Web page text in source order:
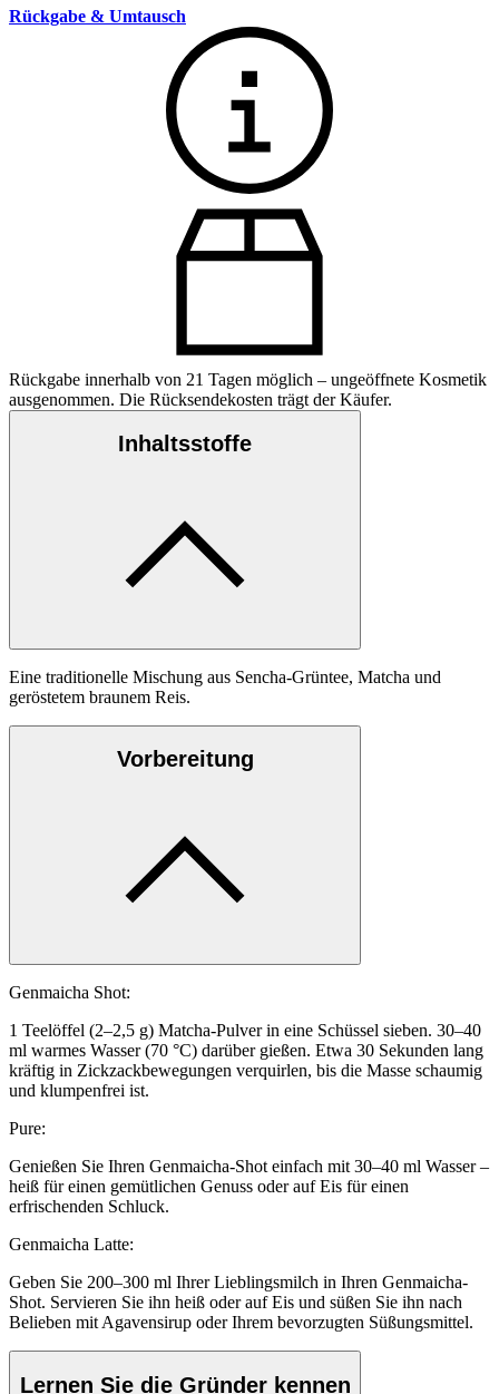
Rückgabe & Umtausch
Rückgabe innerhalb von 21 Tagen möglich – ungeöffnete Kosmetik
ausgenommen. Die Rücksendekosten trägt der Käufer.
Inhaltsstoffe
Eine traditionelle Mischung aus Sencha-Grüntee, Matcha und
geröstetem braunem Reis.
Vorbereitung
Genmaicha Shot:
1 Teelöffel (2–2,5 g) Matcha-Pulver in eine Schüssel sieben. 30–40
ml warmes Wasser (70 °C) darüber gießen. Etwa 30 Sekunden lang
kräftig in Zickzackbewegungen verquirlen, bis die Masse schaumig
und klumpenfrei ist.
Pure:
Genießen Sie Ihren Genmaicha-Shot einfach mit 30–40 ml Wasser –
heiß für einen gemütlichen Genuss oder auf Eis für einen
erfrischenden Schluck.
Genmaicha Latte:
Geben Sie 200–300 ml Ihrer Lieblingsmilch in Ihren Genmaicha-
Shot. Servieren Sie ihn heiß oder auf Eis und süßen Sie ihn nach
Belieben mit Agavensirup oder Ihrem bevorzugten Süßungsmittel.
Lernen Sie die Gründer kennen